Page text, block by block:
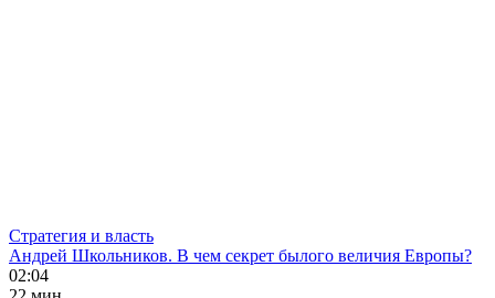
Стратегия и власть
Андрей Школьников. В чем секрет былого величия Европы?
02:04